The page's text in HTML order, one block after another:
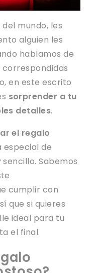
mundo, les
alguien les
hablamos de
correspondidas
en este escrito
sorprender a tu
detalles.
el regalo
especial de
Sabemos
cumplir con
que si quieres
ideal para tu
el final.